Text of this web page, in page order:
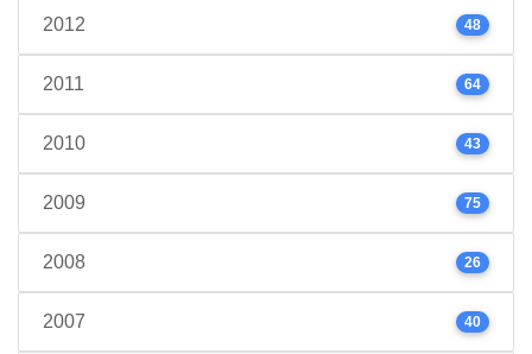
2012 48
2011 64
2010 43
2009 75
2008 26
2007 40